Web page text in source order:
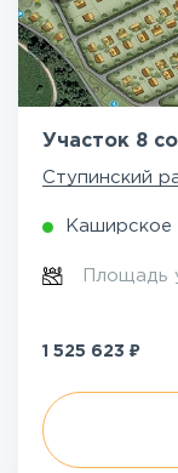
Участок 8
Ступинский
Каширское
Площадь
1 525 623 ₽